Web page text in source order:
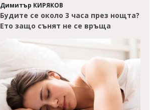
Димитър КИРЯКОВ
Будите се около 3 часа през нощта?
Ето защо сънят не се връща